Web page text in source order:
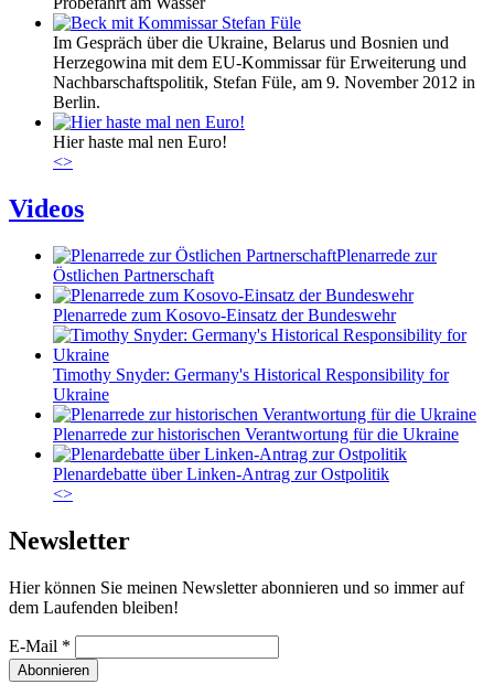
Im Gespräch über die Ukraine, Belarus und Bosnien und
Herzegowina mit dem EU-Kommissar für Erweiterung und
Nachbarschaftspolitik, Stefan Füle, am 9. November 2012 in
Berlin.
Hier haste mal nen Euro!
<>
Videos
Plenarrede zur
Östlichen Partnerschaft
Plenarrede zum Kosovo-Einsatz der Bundeswehr
Timothy Snyder: Germany's Historical Responsibility for
Ukraine
Plenarrede zur historischen Verantwortung für die Ukraine
Plenardebatte über Linken-Antrag zur Ostpolitik
<>
Newsletter
Hier können Sie meinen Newsletter abonnieren und so immer auf
dem Laufenden bleiben!
E-Mail *